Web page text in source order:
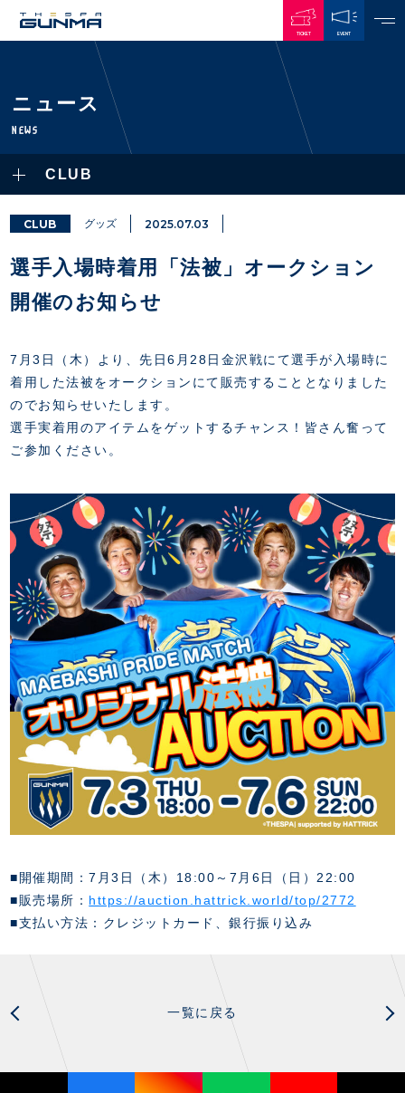
TICKET EVENT
TOP TEAM
CHALLENGERS
ACADEMY
THESPARK
PLAYERS / STAFFS
選手・スタッフ一覧
・注意事項
・練習場ごとの注意事項
・練習場マップ
GAMES
試合日程・結果
順位表
TICKETS
・前売・当日チケット
・発売日
・優待チケット
・企画チケット
・招待チケット
・シーズンシート
・法人シーズンシート
GUIDE
会場周辺案内図
ホームイベント情報
初心者向けのガイダンス
運営サポートスタッフ募集
設営撤収応援隊募集
FANZONE
インデックス
ザスパタイムズ
各SNS
マスコット
クラブアンバサダー
クラブパートナー
アシストパートナー
ザスパ応援店紹介
ホームタウン活動
スマイルキッズキャラバン
応援ベンダー設置のお願い
ふるさと納税
COMPANY
会社概要
拠点一覧
フィロソフィー
クラブについて（エンブレム・ロゴ等）
HISTORY
お問い合わせ
CHALLENGERS
ACADEMY
アカデミー概要
U-18
U-15
Ladies U-18
Ladies U-15
スタッフ
SCHOOL
スクール概要
スタッフ
各校紹介・アクセス
スクール会員規約
TheSpark
ニュース
施設紹介
アクセス
Thesparkについて
お問い合わせ
ニュース
NEWS
CLUB
CLUB グッズ 2025.07.03
選手入場時着用「法被」オークション
開催のお知らせ
7月3日（木）より、先日6月28日金沢戦にて選手が入場時に
着用した法被をオークションにて販売することとなりました
のでお知らせいたします。
選手実着用のアイテムをゲットするチャンス！皆さん奮って
ご参加ください。
■開催期間：7月3日（木）18:00～7月6日（日）22:00
■販売場所： https://auction.hattrick.world/top/2772
■支払い方法：クレジットカード、銀行振り込み
一覧に戻る